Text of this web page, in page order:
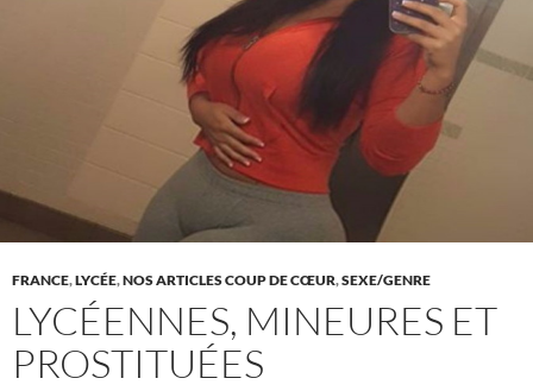
FRANCE,LYCÉE,NOS ARTICLES COUP DE CŒUR,SEXE/GENRE
LYCÉENNES, MINEURES ET
PROSTITUÉES